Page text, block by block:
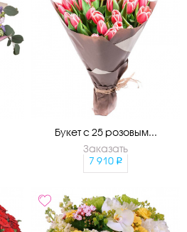
Букет с 25 розовым...
Заказать
7 910